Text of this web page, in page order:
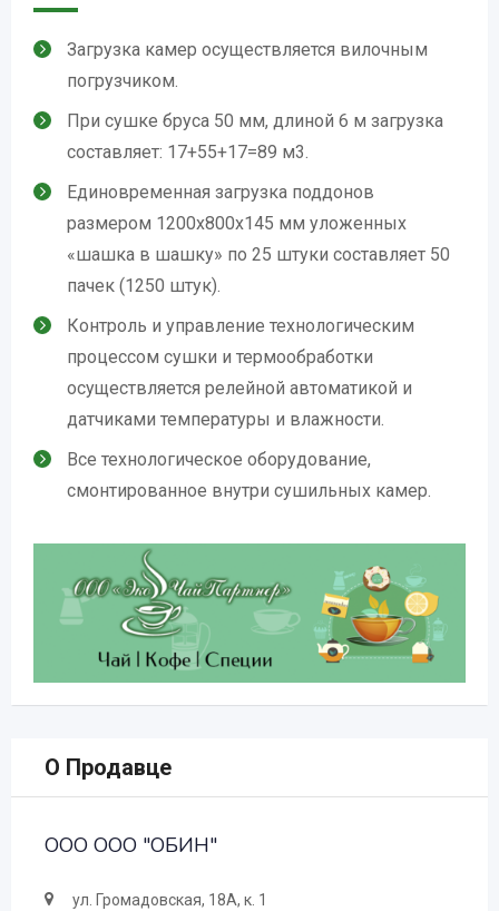
Загрузка камер осуществляется вилочным
погрузчиком.
При сушке бруса 50 мм, длиной 6 м загрузка
составляет: 17+55+17=89 м3.
Единовременная загрузка поддонов
размером 1200х800х145 мм уложенных
«шашка в шашку» по 25 штуки составляет 50
пачек (1250 штук).
Контроль и управление технологическим
процессом сушки и термообработки
осуществляется релейной автоматикой и
датчиками температуры и влажности.
Все технологическое оборудование,
смонтированное внутри сушильных камер.
О Продавце
ООО ООО "ОБИН"
ул. Громадовская, 18А, к. 1